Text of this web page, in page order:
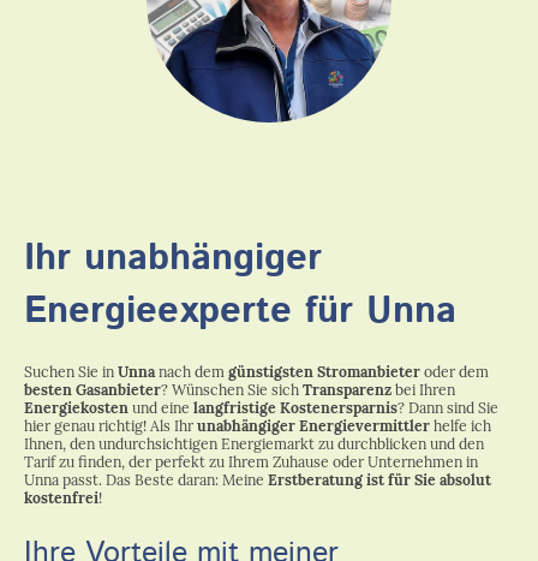
Ihr unabhängiger
Energieexperte für Unna
Suchen Sie in Unna nach dem günstigsten Stromanbieter oder dem
besten Gasanbieter? Wünschen Sie sich Transparenz bei Ihren
Energiekosten und eine langfristige Kostenersparnis? Dann sind Sie
hier genau richtig! Als Ihr unabhängiger Energievermittler helfe ich
Ihnen, den undurchsichtigen Energiemarkt zu durchblicken und den
Tarif zu finden, der perfekt zu Ihrem Zuhause oder Unternehmen in
Unna passt. Das Beste daran: Meine Erstberatung ist für Sie absolut
kostenfrei!